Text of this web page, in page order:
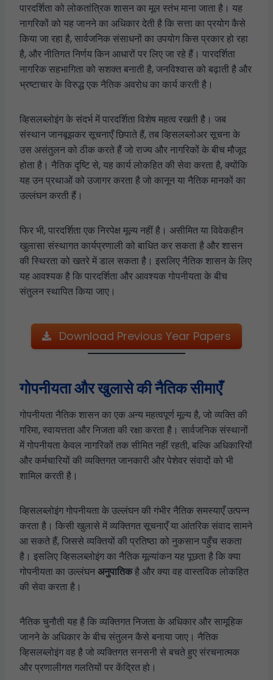
पारदर्शिता को लोकतांत्रिक शासन का मूल स्तंभ माना जाता है। यह
नागरिकों को यह जानने का अधिकार देती है कि सत्ता का प्रयोग कैसे
किया जा रहा है, सार्वजनिक संसाधनों का उपयोग किस प्रकार हो रहा
है, और नीतिगत निर्णय किन आधारों पर लिए जा रहे हैं। पारदर्शिता
नागरिक सहभागिता को सशक्त बनाती है, जनविश्वास को बढ़ाती है और
भ्रष्टाचार के विरुद्ध एक नैतिक अवरोध का कार्य करती है।
व्हिसलब्लोइंग के संदर्भ में पारदर्शिता विशेष महत्व रखती है। जब
संस्थान जानबूझकर सूचनाएँ छिपाते हैं, तब व्हिसलब्लोअर सूचना के
उस असंतुलन को ठीक करते हैं जो राज्य और नागरिकों के बीच मौजूद
होता है। नैतिक दृष्टि से, यह कार्य लोकहित की सेवा करता है, क्योंकि
यह उन प्रथाओं को उजागर करता है जो कानून या नैतिक मानकों का
उल्लंघन करती हैं।
फिर भी, पारदर्शिता एक निरपेक्ष मूल्य नहीं है। असीमित या विवेकहीन
खुलासा संस्थागत कार्यप्रणाली को बाधित कर सकता है और शासन
की स्थिरता को खतरे में डाल सकता है। इसलिए नैतिक शासन के लिए
यह आवश्यक है कि पारदर्शिता और आवश्यक गोपनीयता के बीच
संतुलन स्थापित किया जाए।
Download Previous Year Papers
गोपनीयता और खुलासे की नैतिक सीमाएँ
गोपनीयता नैतिक शासन का एक अन्य महत्वपूर्ण मूल्य है, जो व्यक्ति की
गरिमा, स्वायत्तता और निजता की रक्षा करता है। सार्वजनिक संस्थानों
में गोपनीयता केवल नागरिकों तक सीमित नहीं रहती, बल्कि अधिकारियों
और कर्मचारियों की व्यक्तिगत जानकारी और पेशेवर संवादों को भी
शामिल करती है।
व्हिसलब्लोइंग गोपनीयता के उल्लंघन की गंभीर नैतिक समस्याएँ उत्पन्न
करता है। किसी खुलासे में व्यक्तिगत सूचनाएँ या आंतरिक संवाद सामने
आ सकते हैं, जिससे व्यक्तियों की प्रतिष्ठा को नुकसान पहुँच सकता
है। इसलिए व्हिसलब्लोइंग का नैतिक मूल्यांकन यह पूछता है कि क्या
गोपनीयता का उल्लंघनअनुपातिकहै और क्या वह वास्तविक लोकहित
की सेवा करता है।
नैतिक चुनौती यह है कि व्यक्तिगत निजता के अधिकार और सामूहिक
जानने के अधिकार के बीच संतुलन कैसे बनाया जाए। नैतिक
व्हिसलब्लोइंग वह है जो व्यक्तिगत सनसनी से बचते हुए संरचनात्मक
और प्रणालीगत गलतियों पर केंद्रित हो।